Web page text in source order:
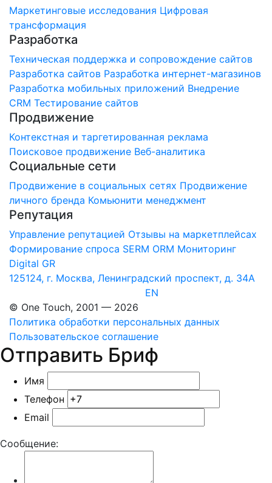
Маркетинговые исследования Цифровая
трансформация
Разработка
Техническая поддержка и сопровождение сайтов
Разработка сайтов Разработка интернет-магазинов
Разработка мобильных приложений Внедрение
CRM Тестирование сайтов
Продвижение
Контекстная и таргетированная реклама
Поисковое продвижение Веб-аналитика
Социальные сети
Продвижение в социальных сетях Продвижение
личного бренда Комьюнити менеджмент
Репутация
Управление репутацией Отзывы на маркетплейсах
Формирование спроса SERM ORM Мониторинг
Digital GR
125124, г. Москва, Ленинградский проспект, д. 34А
EN
© One Touch, 2001 — 2026
Политика обработки персональных данных
Пользовательское соглашение
Отправить Бриф
Имя
Телефон
Email
Сообщение: